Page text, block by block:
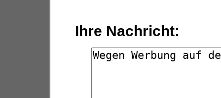
Ihre Nachricht: